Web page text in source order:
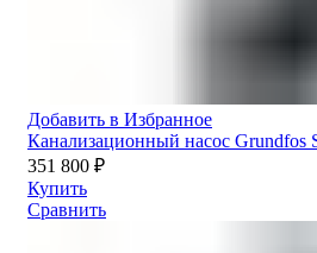
Добавить в Избранное
Канализационный насос Grundfos
351 800 ₽
Купить
Сравнить